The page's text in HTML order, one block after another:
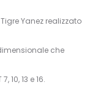
Yanez realizzato
che
10, 13 e 16.